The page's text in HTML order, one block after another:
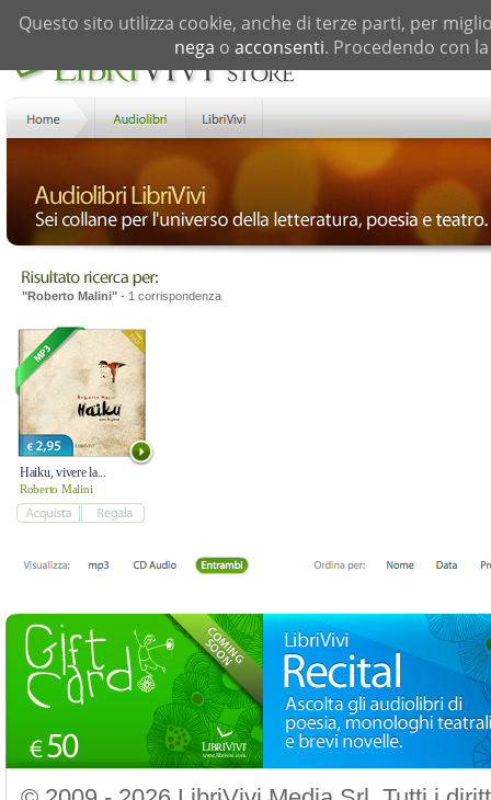
"Roberto Malini" - 1 corrispondenza
Haiku, vivere la...
Roberto Malini
Questo sito utilizza cookie, anche di terze parti, per
nega o acconsenti. Procedendo con